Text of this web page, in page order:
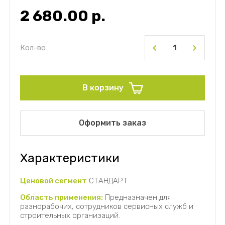
2 680.00 р.
Кол-во
В корзину
Оформить заказ
Характеристики
Ценовой сегмент СТАНДАРТ
Область применения: Предназначен для
разнорабочих, сотрудников сервисных служб и
строительных организаций.